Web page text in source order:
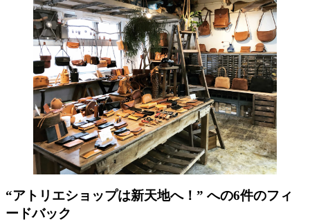
“アトリエショップは新天地へ！” への6件のフィ
ードバック